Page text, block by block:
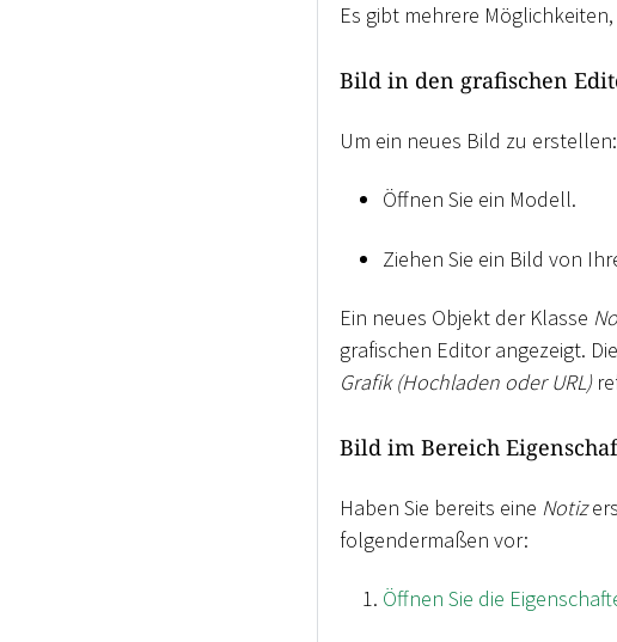
Es gibt mehrere
Bild in den grafischen
Um ein neues Bild zu erstellen:
Öffnen Sie ein Modell.
Ziehen Sie ein Bild von
Ein neues Objekt der Klasse
grafischen Editor angezeigt.
Grafik (Hochladen oder URL)
Bild im Bereich
Haben Sie bereits eine Notiz
folgendermaßen vor:
Öffnen Sie die